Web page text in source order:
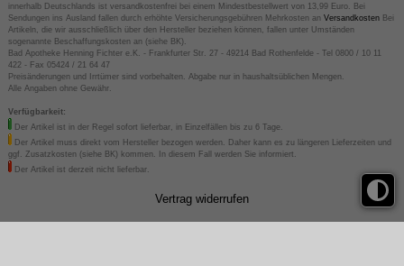
innerhalb Deutschlands ist versandkostenfrei bei einem Mindestbestellwert von 13,99 Euro. Bei
Sendungen ins Ausland fallen durch erhöhte Versicherungsgebühren Mehrkosten an VersandkostenBei
Artikeln, die wir ausschließlich über den Hersteller beziehen können, fallen unter Umständen
sogenannte Beschaffungskosten an (siehe BK).
Bad Apotheke Henning Fichter e.K. - Frankfurter Str. 27 - 49214 Bad Rothenfelde - Tel 0800 / 10 11
422 - Fax 05424 / 21 64 47
Preisänderungen und Irrtümer sind vorbehalten. Abgabe nur in haushaltsüblichen Mengen.
Alle Angaben ohne Gewähr.
Verfügbarkeit:
Der Artikel ist in der Regel sofort lieferbar, in Einzelfällen bis zu 6 Tage.
Der Artikel muss direkt vom Hersteller bezogen werden. Daher kann es zu längeren Lieferzeiten und
ggf. Zusatzkosten (siehe BK) kommen. In diesem Fall werden Sie informiert.
Der Artikel ist derzeit nicht lieferbar.
Vertrag widerrufen